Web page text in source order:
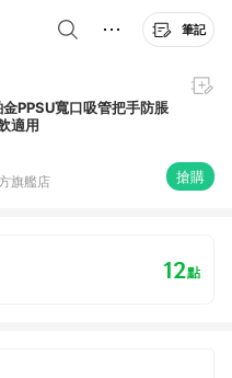
筆記
PPSU寬口吸管把手防脹
適用
旗艦店 搶購
12點